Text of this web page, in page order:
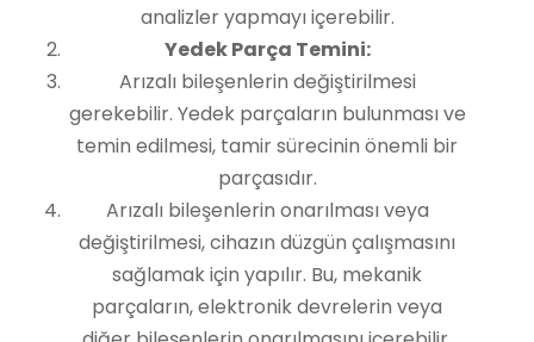
analizler yapmayı içerebilir.
Yedek Parça Temini:
Arızalı bileşenlerin değiştirilmesi
gerekebilir. Yedek parçaların bulunması ve
temin edilmesi, tamir sürecinin önemli bir
parçasıdır.
Arızalı bileşenlerin onarılması veya
değiştirilmesi, cihazın düzgün çalışmasını
sağlamak için yapılır. Bu, mekanik
parçaların, elektronik devrelerin veya